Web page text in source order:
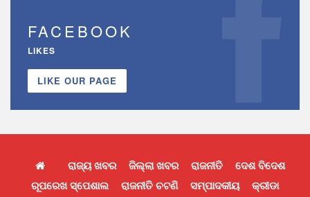
FACEBOOK
LIKES
LIKE OUR PAGE
ରାଜ୍ୟ ଖବର ଜିଲ୍ଲା ଖବର ରାଜନୀତି
ଦେଶ ବିଦେଶ
ରୂପରେଖ ସ୍ପେଶାଲ
ରାଜନୀତି ଚଟଣି ସମ୍ପାଦକୀୟ କ୍ରୀଡା